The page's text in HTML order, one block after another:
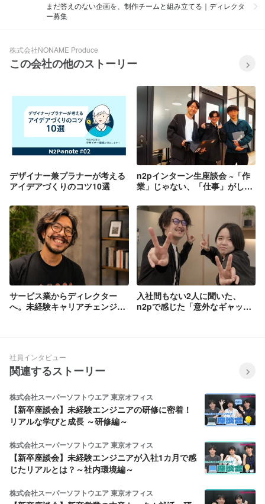
まだ答えのない企画を、制作チームと組み立てる｜ディレクタ
ー募集
株式会社NONAME Produce
この会社の他のストーリー
デザイナー兼プラナーが考える
アイデアづくりのコツ10選
n2pインターン生座談会 ~「作
業」じゃない、「仕事」がした
サービス業からディレクター
へ。未経験キャリアチェンジは
入社間もない2人に聞いた、
n2pで感じた「意外なギャッ
社員インタビュー
関連するストーリー
株式会社スーパーソフトウエア 東京オフィス
【新卒座談会】未経験エンジニアの研修に密着！
リアルな学びと成長 ～研修編～
株式会社スーパーソフトウエア 東京オフィス
【新卒座談会】未経験エンジニアが入社1カ月で感
じたリアルとは？～社内環境編～
株式会社スーパーソフトウエア 東京オフィス